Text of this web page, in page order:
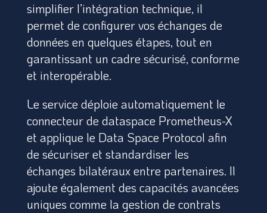
simplifier l’intégration technique, il
permet de configurer vos échanges de
données en quelques étapes, tout en
garantissant un cadre sécurisé, conforme
et interopérable.
Le service déploie automatiquement le
connecteur de dataspace Prometheus-X
et applique le Data Space Protocol afin
de sécuriser et standardiser les
échanges bilatéraux entre partenaires. Il
ajoute également des capacités avancées
uniques comme la gestion de contrats